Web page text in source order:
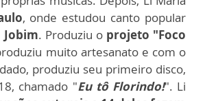
, onde estudou canto popular
Jobim. Produziu o projeto "Foco
muito artesanato e com o
produziu seu primeiro disco,
chamado "Eu tô Florindo!". Li